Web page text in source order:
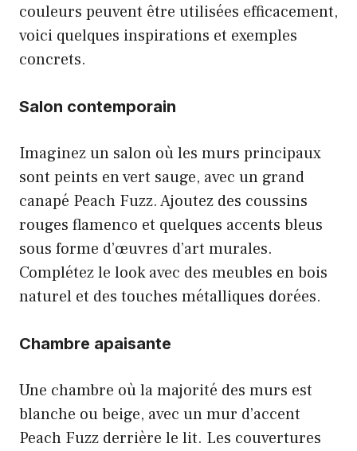
couleurs peuvent être utilisées efficacement,
voici quelques inspirations et exemples
concrets.
Salon contemporain
Imaginez un salon où les murs principaux
sont peints en vert sauge, avec un grand
canapé Peach Fuzz. Ajoutez des coussins
rouges flamenco et quelques accents bleus
sous forme d’œuvres d’art murales.
Complétez le look avec des meubles en bois
naturel et des touches métalliques dorées.
Chambre apaisante
Une chambre où la majorité des murs est
blanche ou beige, avec un mur d’accent
Peach Fuzz derrière le lit. Les couvertures